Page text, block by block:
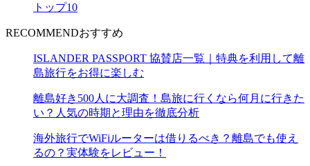
トップ10
RECOMMENDおすすめ
ISLANDER PASSPORT 協賛店一覧｜特典を利用して離
島旅行をお得に楽しむ
離島好き500人に大調査！島旅に行くなら何月に行きた
い？人気の時期と理由を徹底分析
海外旅行でWiFiルーターは借りるべき？離島でも使え
るの？実体験をレビュー！